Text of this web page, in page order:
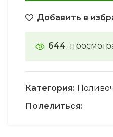
Добавить в
644
Категория:
Полелиться: